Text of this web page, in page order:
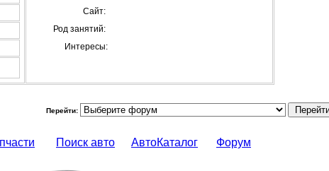
Сайт:
Род занятий:
Интересы:
Перейти:
Поиск авто АвтоКаталог Форум